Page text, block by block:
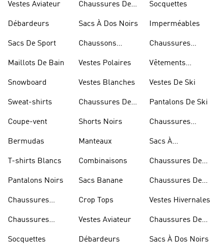
Vestes Aviateur
Débardeurs
Sacs De Sport
Maillots De Bain
Snowboard
Sweat-shirts
Coupe-vent
Bermudas
T-shirts Blancs
Pantalons Noirs
Chaussures
Chaussures
Socquettes
Chaussures De
Sacs À Dos Noirs
Chaussons
Vestes Polaires
Vestes Blanches
Chaussures De
Shorts Noirs
Manteaux
Combinaisons
Sacs Banane
Crop Tops
Vestes Aviateur
Débardeurs
Socquettes
Imperméables
Chaussures
Vêtements
Vestes De Ski
Pantalons De Ski
Chaussures
Sacs À
Chaussures De
Chaussures De
Vestes Hivernales
Chaussures De
Sacs À Dos Noirs